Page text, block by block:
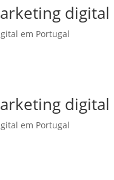
em Portugal
em Portugal